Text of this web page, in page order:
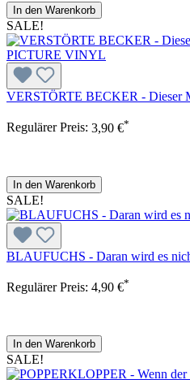
In den Warenkorb
SALE!
VERSTÖRTE BECKER - Dieser
Regulärer Preis: 3,90 €*
In den Warenkorb
SALE!
BLAUFUCHS - Daran wird es
Regulärer Preis: 4,90 €*
In den Warenkorb
SALE!